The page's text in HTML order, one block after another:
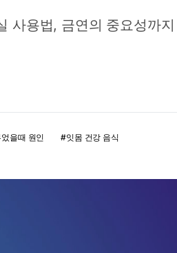
사용법, 금연의 중요성까
을때 원인 #잇몸 건강 음식